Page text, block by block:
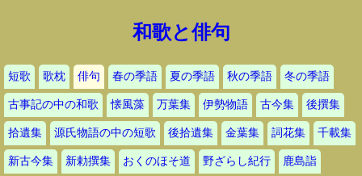
和歌と俳句
短歌 歌枕 俳句 春の季語 夏の季語 秋の季語 冬の季語
古事記の中の和歌 懐風藻 万葉集 伊勢物語 古今集 後撰集
拾遺集 源氏物語の中の短歌 後拾遺集 金葉集 詞花集 千載集
新古今集 新勅撰集 おくのほそ道 野ざらし紀行 鹿島詣